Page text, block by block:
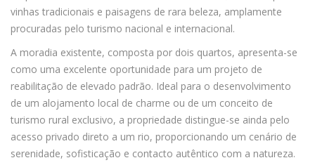
vinhas tradicionais e paisagens de rara beleza, amplamente
procuradas pelo turismo nacional e internacional.
A moradia existente, composta por dois quartos, apresenta-se
como uma excelente oportunidade para um projeto de
reabilitação de elevado padrão. Ideal para o desenvolvimento
de um alojamento local de charme ou de um conceito de
turismo rural exclusivo, a propriedade distingue-se ainda pelo
acesso privado direto a um rio, proporcionando um cenário de
serenidade, sofisticação e contacto autêntico com a natureza.